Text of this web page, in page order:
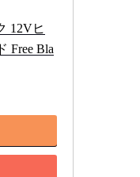
12Vヒ
Free Bla